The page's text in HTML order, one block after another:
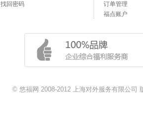
找回密码
订单管理
福点账户
© 悠福网 2008-2012 上海对外服务有限公司